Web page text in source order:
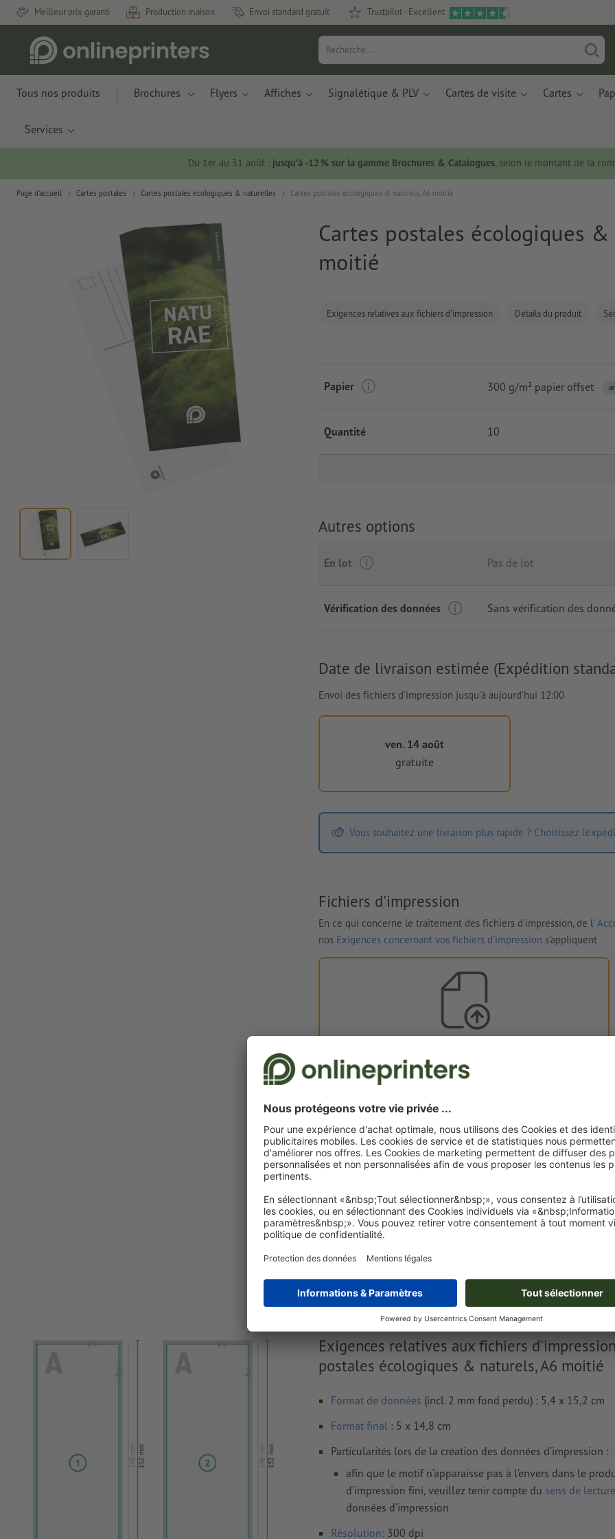
Meilleur prix garanti Production maison Envoi standard gratuit Trustpilot - Excellent
Tous nos produits Brochures Flyers Affiches Signalétique & PLV Cartes de visite Cartes
Services
Du 1er au 31 août : jusqu’à -12 % sur la gamme Brochures & Catalogues, selon le montant de la
Page d'accueil Cartes postales Cartes postales écologiques & naturelles Cartes postales écologiques & naturels, A6 moitié
Cartes postales écologiques &
moitié
Exigences relatives aux fichiers d'impression Détails du produit
Papier 300 g/m² papier offset
Quantité 10
Autres options
En lot Pas de lot
Vérification des données Sans vérification des
Date de livraison estimée (Expédition
Envoi des fichiers d'impression jusqu'à aujourd’hui 12:00
ven. 14 août
gratuite
Vous souhaitez une livraison plus rapide ? Choisissez
Fichiers d'impression
En ce qui concerne le traitement des fichiers d'impression, de l'
nos Exigences concernant vos fichiers d'impression s'appliquent
après l'achat.
Je dépose mes fichiers
Livraison approx. :
Exigences relatives aux fichiers
postales écologiques & naturels, A6 moitié
Format de données (incl. 2 mm fond perdu) : 5,4 x 15,2 cm
Format final : 5 x 14,8 cm
Particularités lors de la création des données d'impression :
afin que le motif n’apparaisse pas à l’envers dans le
d'impression fini, veuillez tenir compte du sens de lecture
données d’impression
Résolution: 300 dpi